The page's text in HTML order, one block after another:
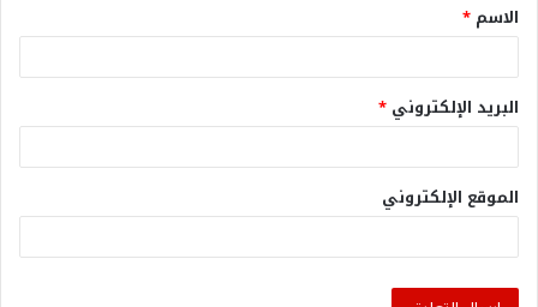
الاسم *
البريد الإلكتروني *
الموقع الإلكتروني